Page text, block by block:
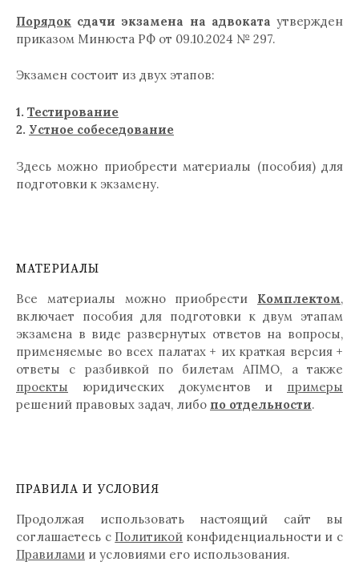
Порядок сдачи экзамена на адвоката утвержден
приказом Минюста РФ от 09.10.2024 № 297.
Экзамен состоит из двух этапов:
1. Тестирование
2. Устное собеседование
Здесь можно приобрести материалы (пособия) для
подготовки к экзамену.
МАТЕРИАЛЫ
Все материалы можно приобрести Комплектом,
включает пособия для подготовки к двум этапам
экзамена в виде развернутых ответов на вопросы,
применяемые во всех палатах + их краткая версия +
ответы с разбивкой по билетам АПМО, а также
проекты юридических документов и примеры
решений правовых задач, либо по отдельности.
ПРАВИЛА И УСЛОВИЯ
Продолжая использовать настоящий сайт вы
соглашаетесь с Политикой конфиденциальности и с
Правилами и условиями его использования.